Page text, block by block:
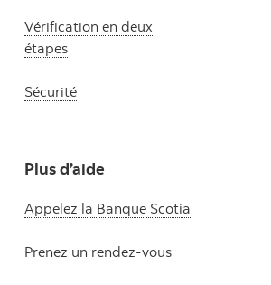
Vérification en deux
étapes
Sécurité
Plus d’aide
Appelez la Banque Scotia
Prenez un rendez-vous